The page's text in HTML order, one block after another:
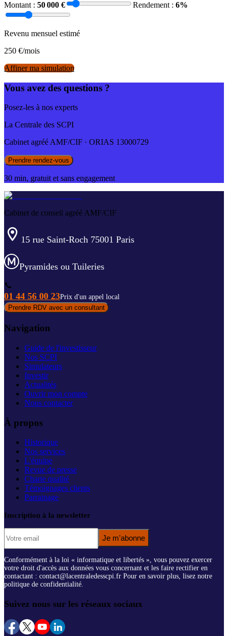
Montant : 50 000 € Rendement : 6%
Revenu mensuel estimé
250 €/mois
Affiner ma simulation
Vous avez des questions ?
Posez-les à nos experts
La Centrale des SCPI
Cabinet agréé AMF/CIF · ORIAS 13000729
Prendre rendez-vous
30 min, gratuit et sans engagement
Cabinet de conseil agréé AMF/CIF
15 rue Saint-Roch 75001 Paris
Pyramides ou Tuileries
📞
01 44 56 00 23Prix d'un appel local
Prendre RDV avec un consultant
Navigation
Guide de l'investisseur
Nos SCPI
Simulateurs
Investir
Actualités
Ouvrir mon compte
Nous contacter
À propos
Historique
Nos services
L'équipe
Revue de presse
Charte qualité
Témoignages clients
Parrainage
Inscription à la newsletter
Je m'abonne
Conformément à la loi « informatique et libertés », vous pouvez exercer
votre droit d'accès aux données vous concernant et les faire rectifier en
contactant : contact@lacentraledesscpi.fr Pour en savoir plus, lisez notre
politique de confidentialité.
Suivez nous sur les réseaux sociaux